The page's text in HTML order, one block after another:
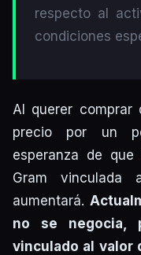
respecto al
condiciones
Al querer comprar
precio por un
esperanza de
Gram
aumentará.
no se negocia,
vinculado al valor